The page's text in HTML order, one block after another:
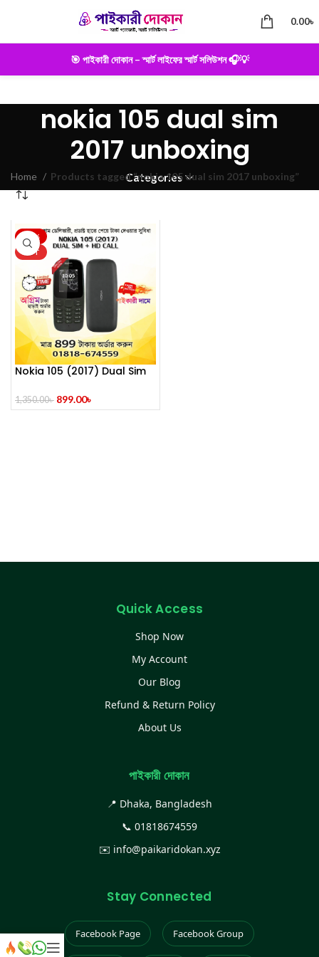
0.00৳
🎯 পাইকারী দোকান – স্মার্ট লাইফের স্মার্ট সলিউশন 🎧💡
nokia 105 dual sim
2017 unboxing
Categories
Home Products tagged “nokia 105 dual sim 2017 unboxing”
-33%
HOT
Nokia 105 (2017) Dual Sim
1,350.00৳ 899.00৳
Quick Access
Shop Now
My Account
Our Blog
Refund & Return Policy
About Us
পাইকারী দোকান
📍 Dhaka, Bangladesh
📞 01818674559
✉️ info@paikaridokan.xyz
Stay Connected
Facebook Page Facebook Group